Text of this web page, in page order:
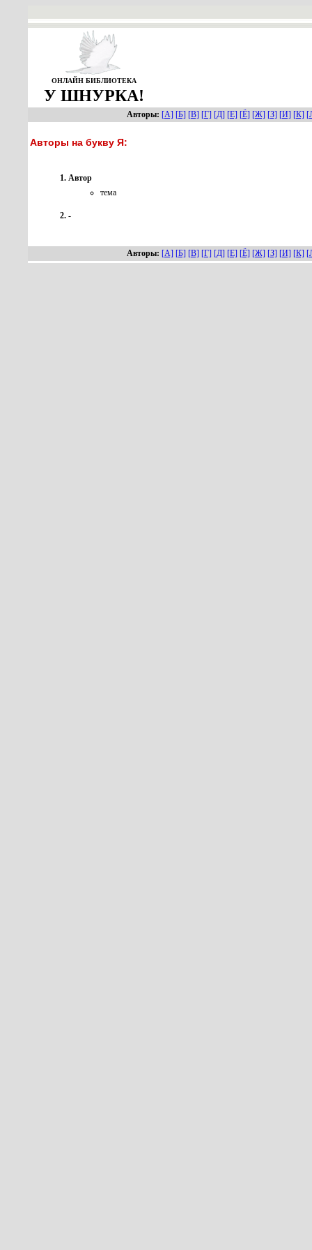
ОНЛАЙН БИБЛИОТЕКА
У ШНУРКА!
Авторы: [А] [Б] [В] [Г] [Д] [Е] [Ё] [Ж] [З] [И] [К]
Авторы на букву Я:
Автор
тема
-
Авторы: [А] [Б] [В] [Г] [Д] [Е] [Ё] [Ж] [З] [И] [К]